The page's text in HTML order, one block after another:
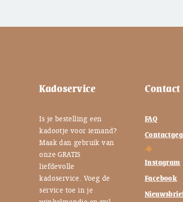
Kadoservice
Is je bestelling een
kadootje voor iemand?
Maak dan gebruik van
onze GRATIS
liefdevolle
kadoservice. Voeg de
service toe in je
Contact
FAQ
Instagram
Facebook